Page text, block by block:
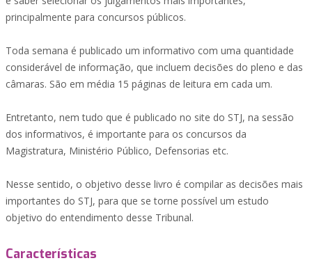
principalmente para concursos públicos.
Toda semana é publicado um informativo com uma quantidade
considerável de informação, que incluem decisões do pleno e das
câmaras. São em média 15 páginas de leitura em cada um.
Entretanto, nem tudo que é publicado no site do STJ, na sessão
dos informativos, é importante para os concursos da
Magistratura, Ministério Público, Defensorias etc.
Nesse sentido, o objetivo desse livro é compilar as decisões mais
importantes do STJ, para que se torne possível um estudo
objetivo do entendimento desse Tribunal.
Características